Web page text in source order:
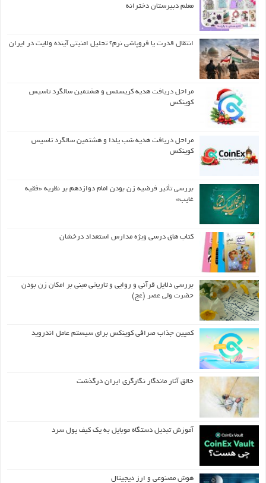
معلم دبیرستان دخترانه
انتقال قدرت یا فروپاشی نرم؟ تحلیل امنیتی آینده ولایت در ایران
مراحل دریافت هدیه کریسمس و هشتمین سالگرد تاسیس
کوینکس
مراحل دریافت هدیه شب یلدا و هشتمین سالگرد تاسیس
کوینکس
بررسی تأثیر فرضیه زن بودن امام دوازدهم بر نظریه «فقیه
غایب»
کتاب های درسی ویژه مدارس استعداد درخشان
بررسی دلایل قرآنی و روایی و تاریخی مبنی بر امکان زن بودن
حضرت ولی عصر (عج)
کمپین جذاب صرافی کوینکس برای سیستم عامل اندروید
خالق آثار ماندگار نگارگری ایران درگذشت
آموزش تبدیل دستگاه موبایل به یک کیف‌ پول سرد
هوش مصنوعی و ارز دیجیتال